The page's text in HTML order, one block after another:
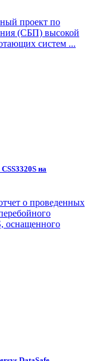
проект по
(СБП) высокой
систем ...
на
о проведенных
оснащенного